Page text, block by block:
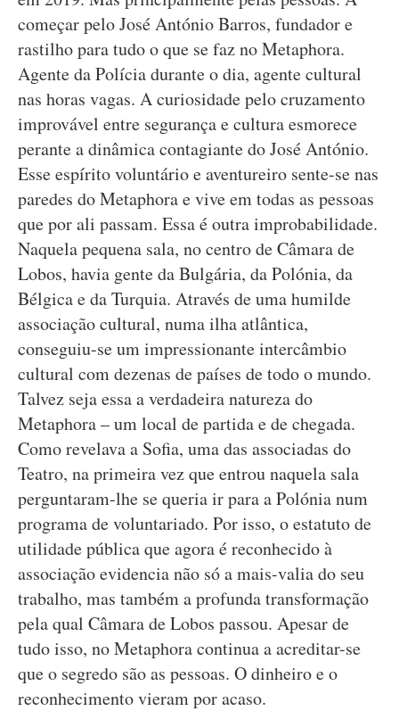
começar pelo José António Barros, fundador e
rastilho para tudo o que se faz no Metaphora.
Agente da Polícia durante o dia, agente cultural
nas horas vagas. A curiosidade pelo cruzamento
improvável entre segurança e cultura esmorece
perante a dinâmica contagiante do José António.
Esse espírito voluntário e aventureiro sente-se nas
paredes do Metaphora e vive em todas as pessoas
que por ali passam. Essa é outra improbabilidade.
Naquela pequena sala, no centro de Câmara de
Lobos, havia gente da Bulgária, da Polónia, da
Bélgica e da Turquia. Através de uma humilde
associação cultural, numa ilha atlântica,
conseguiu-se um impressionante intercâmbio
cultural com dezenas de países de todo o mundo.
Talvez seja essa a verdadeira natureza do
Metaphora – um local de partida e de chegada.
Como revelava a Sofia, uma das associadas do
Teatro, na primeira vez que entrou naquela sala
perguntaram-lhe se queria ir para a Polónia num
programa de voluntariado. Por isso, o estatuto de
utilidade pública que agora é reconhecido à
associação evidencia não só a mais-valia do seu
trabalho, mas também a profunda transformação
pela qual Câmara de Lobos passou. Apesar de
tudo isso, no Metaphora continua a acreditar-se
que o segredo são as pessoas. O dinheiro e o
reconhecimento vieram por acaso.